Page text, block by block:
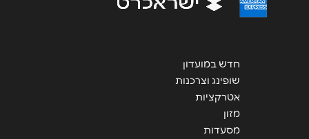
חדש במועדון
שופינג וצרכנות
אטרקציות
מזון
מסעדות